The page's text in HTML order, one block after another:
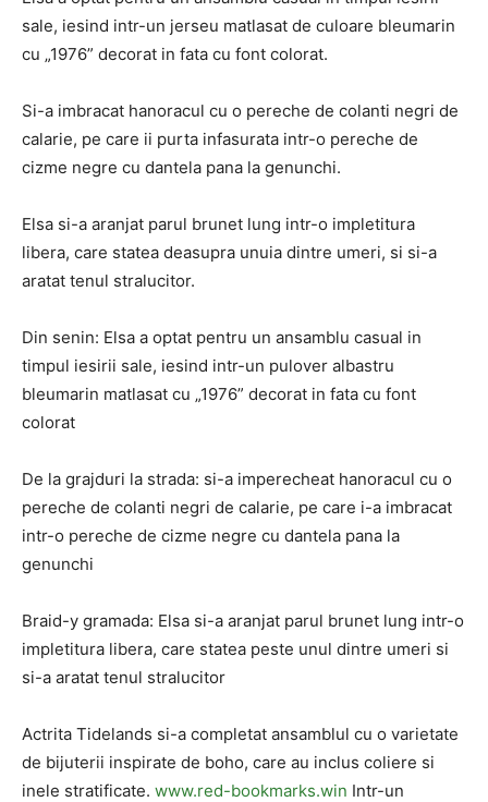
sale, iesind intr-un jerseu matlasat de culoare bleumarin
cu „1976” decorat in fata cu font colorat.
Si-a imbracat hanoracul cu o pereche de colanti negri de
calarie, pe care ii purta infasurata intr-o pereche de
cizme negre cu dantela pana la genunchi.
Elsa si-a aranjat parul brunet lung intr-o impletitura
libera, care statea deasupra unuia dintre umeri, si si-a
aratat tenul stralucitor.
Din senin: Elsa a optat pentru un ansamblu casual in
timpul iesirii sale, iesind intr-un pulover albastru
bleumarin matlasat cu „1976” decorat in fata cu font
colorat
De la grajduri la strada: si-a imperecheat hanoracul cu o
pereche de colanti negri de calarie, pe care i-a imbracat
intr-o pereche de cizme negre cu dantela pana la
genunchi
Braid-y gramada: Elsa si-a aranjat parul brunet lung intr-o
impletitura libera, care statea peste unul dintre umeri si
si-a aratat tenul stralucitor
Actrita Tidelands si-a completat ansamblul cu o varietate
de bijuterii inspirate de boho, care au inclus coliere si
inele stratificate. www.red-bookmarks.win Intr-un